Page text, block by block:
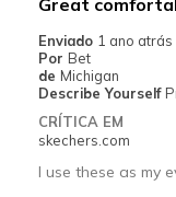
Enviado 1 ano atrás
Por Bet
de Michigan
Describe Yourself
CRÍTICA EM
skechers.com
I use these as my